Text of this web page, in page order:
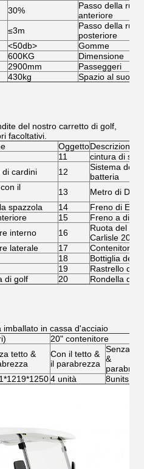
30%
Passo della
anteriore
≤3m
Passo della
posteriore
<50db>
Gomme
600KG
Dimensione
2900mm
Passeggeri
430kg Spazio al suolo
del nostro carretto di golf,
facoltativi.
OggettoDescrizione
11
cintura di
di cardini 12
Sistema
batteria
il
13
Metro di
spazzola 14
Freno di EM
15
Freno a
interno 16
Ruota del
Carlisle 205/
laterale 17
Contenitore
18
Bottiglia della
19
Rastrello
di golf 20 Rondella
in cassa d'acciaio
20" contenitore
tetto &
Con il tetto &
il parabrezza
Senza
&
4 unità 8units